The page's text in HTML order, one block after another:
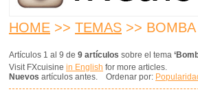
HOME >> TEMAS >>
Artículos 1 al 9 de 9 artículos sobre el tema
Visit FXcuisine in English for more articles.
Nuevos artículos antes. Ordenar por: